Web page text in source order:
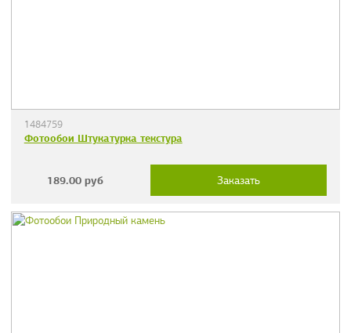
1484759
Фотообои Штукатурка текстура
189.00 руб Заказать